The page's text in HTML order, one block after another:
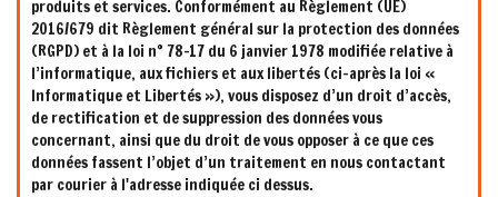
produits et services. Conformément au Règlement (UE)
2016/679 dit Règlement général sur la protection des données
(RGPD) et à la loi n° 78-17 du 6 janvier 1978 modifiée relative à
l’informatique, aux fichiers et aux libertés (ci-après la loi «
Informatique et Libertés »), vous disposez d’un droit d’accès,
de rectification et de suppression des données vous
concernant, ainsi que du droit de vous opposer à ce que ces
données fassent l’objet d’un traitement en nous contactant
par courier à l'adresse indiquée ci dessus.